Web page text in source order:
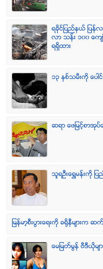
ရခုိင္ျပည္နယ္ ျပန္
လာ သန္း ၁၀၀ ေက်
ရရွိထား
၁၃ ႏွစ္သမီးကို ေပါင္
ဆရာ ေဖျမင့္စာအုပ္
သူရဦးေရႊမန္းကို
ျမန္မာ့စီးပြားေရးကို ခရိုနီမ်ား
ေမျမတ္မြန္ ဗီဒီယုိမ်ာ